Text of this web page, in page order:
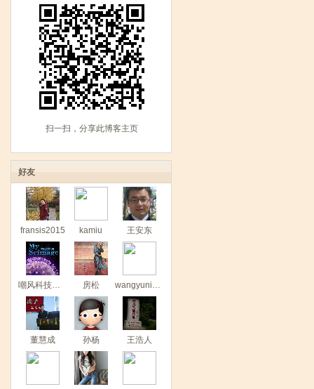
扫一扫，分享此博客主页
好友
fransis2015 kamiu 王安东
嘲风科技动漫 房松 wangyuniub2014
董慧成 孙杨 王浩人